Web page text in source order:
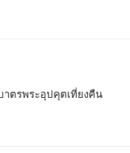
ตรพระอุปคุตเที่ยงคืน